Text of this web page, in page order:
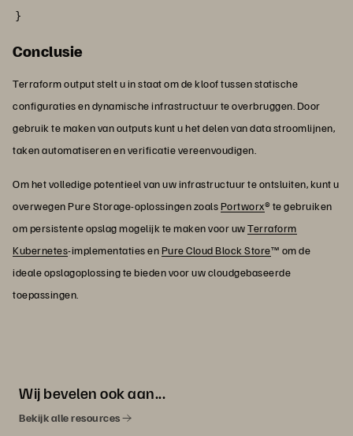
}
Conclusie
Terraform output stelt u in staat om de kloof tussen statische
configuraties en dynamische infrastructuur te overbruggen. Door
gebruik te maken van outputs kunt u het delen van data stroomlijnen,
taken automatiseren en verificatie vereenvoudigen.
Om het volledige potentieel van uw infrastructuur te ontsluiten, kunt u
overwegen Pure Storage-oplossingen zoalsPortworx® te gebruiken
om persistente opslag mogelijk te maken voor uwTerraform
Kubernetes-implementaties enPure Cloud Block Store™ om de
ideale opslagoplossing te bieden voor uw cloudgebaseerde
toepassingen.
Wij bevelen ook aan...
Bekijk alle resources